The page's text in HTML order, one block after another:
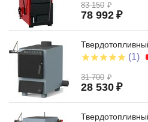
83 150 ₽
78 992 ₽
(1)
31 700 ₽
28 530 ₽